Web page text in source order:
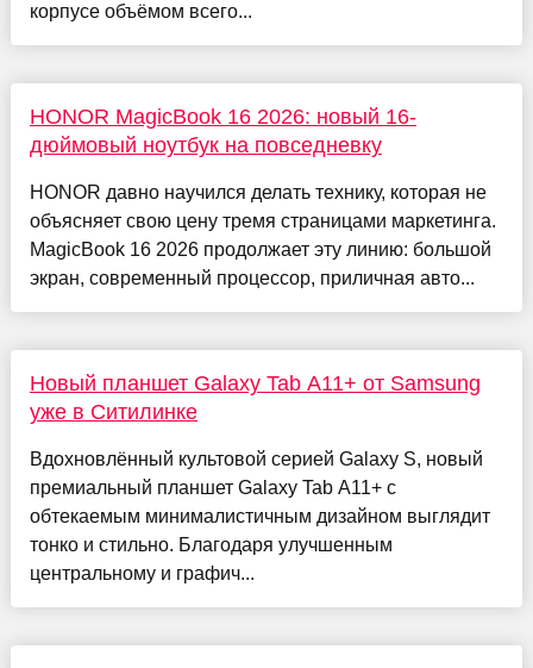
корпусе объёмом всего...
HONOR MagicBook 16 2026: новый 16-
дюймовый ноутбук на повседневку
HONOR давно научился делать технику, которая не
объясняет свою цену тремя страницами маркетинга.
MagicBook 16 2026 продолжает эту линию: большой
экран, современный процессор, приличная авто...
Новый планшет Galaxy Tab A11+ от Samsung
уже в Ситилинке
Вдохновлённый культовой серией Galaxy S, новый
премиальный планшет Galaxy Tab A11+ с
обтекаемым минималистичным дизайном выглядит
тонко и стильно. Благодаря улучшенным
центральному и графич...